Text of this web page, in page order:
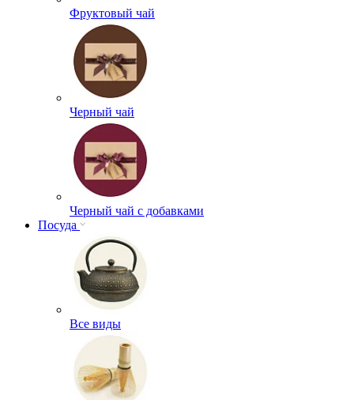
Фруктовый чай
Черный чай
Черный чай с добавками
Посуда
Все виды